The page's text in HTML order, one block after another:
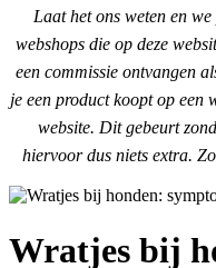
Laat het ons weten en
webshops die op deze
een commissie ontvangen
je een product koopt op een
website. Dit gebeurt
hiervoor dus niets extra.
Wratjes bij